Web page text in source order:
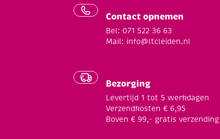
Contact opnemen
Bel: 071 522 36 63
Mail: info@ltcleiden.nl
Bezorging
Levertijd 1 tot 5 werkdagen
Verzendkosten € 6,95
Boven € 99,- gratis verzending